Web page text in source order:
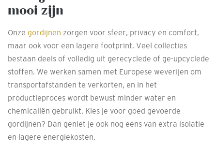
mooi zijn
Onze gordijnen zorgen voor sfeer, privacy en comfort,
maar ook voor een lagere footprint. Veel collecties
bestaan deels of volledig uit gerecyclede of ge-upcyclede
stoffen. We werken samen met Europese weverijen om
transportafstanden te verkorten, en in het
productieproces wordt bewust minder water en
chemicaliën gebruikt. Kies je voor goed gevoerde
gordijnen? Dan geniet je ook nog eens van extra isolatie
en lagere energiekosten.